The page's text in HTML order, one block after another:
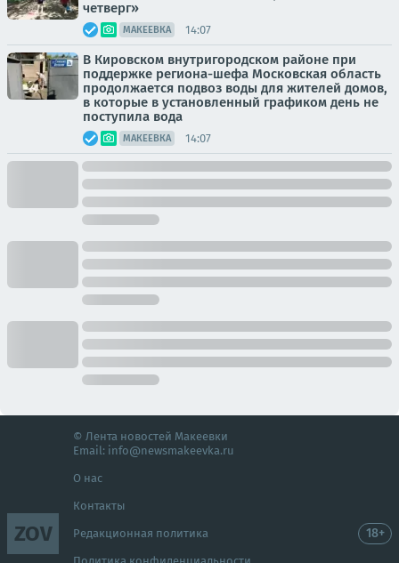
четверг»
МАКЕЕВКА 14:07
В Кировском внутригородском районе при
поддержке региона-шефа Московская область
продолжается подвоз воды для жителей домов,
в которые в установленный графиком день не
поступила вода
МАКЕЕВКА 14:07
ZOV
© Лента новостей Макеевки
Email: info@newsmakeevka.ru
О нас
Контакты
Редакционная политика 18+